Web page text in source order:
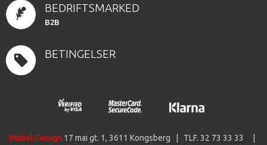
BEDRIFTSMARKED
B2B
BETINGELSER
Møbel-Design 17 mai gt. 1, 3611 Kongsberg | TLF. 32 73 33 33 |